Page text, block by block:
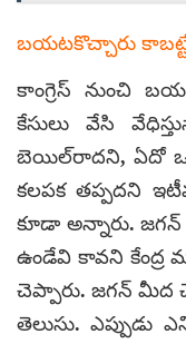
బయటకొచ్చారు
కాంగ్రెస్ నుంచి
కేసులు వేసి
బెయిల్‌రాదని, ఏదో
కలపక తప్పదని
కూడా అన్నారు.
ఉండేవి కావని కేంద్ర
చెప్పారు. జగన్ మీద
తెలుసు. ఎప్పుడు